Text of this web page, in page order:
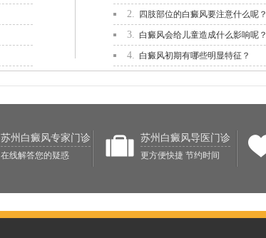
2. 四肢部位的白癜风要注意什么呢？
3. 白癜风会给儿童造成什么影响呢？
4. 白癜风初期有哪些明显特征？
苏州白癜风专家门诊
在线解答您的疑惑
苏州白癜风导医门诊
更方便快捷 节约时间